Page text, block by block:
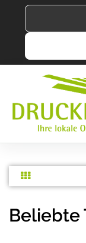
Beliebte